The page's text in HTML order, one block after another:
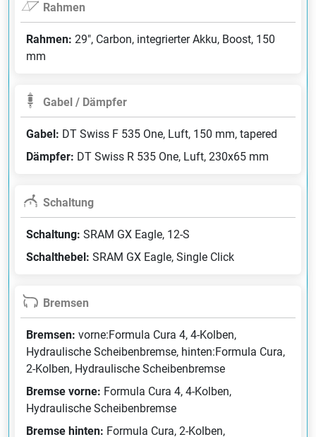
Rahmen
Rahmen: 29", Carbon, integrierter Akku, Boost, 150
mm
Gabel / Dämpfer
Gabel: DT Swiss F 535 One, Luft, 150 mm, tapered
Dämpfer: DT Swiss R 535 One, Luft, 230x65 mm
Schaltung
Schaltung: SRAM GX Eagle, 12-S
Schalthebel: SRAM GX Eagle, Single Click
Bremsen
Bremsen: vorne:Formula Cura 4, 4-Kolben,
Hydraulische Scheibenbremse, hinten:Formula Cura,
2-Kolben, Hydraulische Scheibenbremse
Bremse vorne: Formula Cura 4, 4-Kolben,
Hydraulische Scheibenbremse
Bremse hinten: Formula Cura, 2-Kolben,